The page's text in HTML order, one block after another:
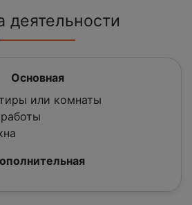
деятельности
Основная
или комнаты